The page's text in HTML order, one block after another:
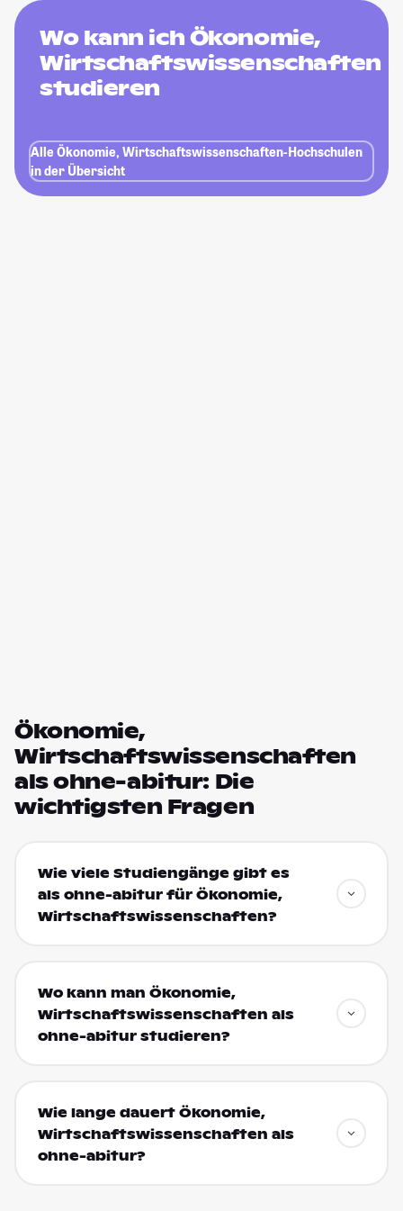
Wo kann ich Ökonomie,
Wirtschaftswissenschaften
studieren
Alle Ökonomie, Wirtschaftswissenschaften-Hochschulen
in der Übersicht
Ökonomie,
Wirtschaftswissenschaften
als ohne-abitur: Die
wichtigsten Fragen
Wie viele Studiengänge gibt es
als ohne-abitur für Ökonomie,
Wirtschaftswissenschaften?
Wo kann man Ökonomie,
Wirtschaftswissenschaften als
ohne-abitur studieren?
Wie lange dauert Ökonomie,
Wirtschaftswissenschaften als
ohne-abitur?